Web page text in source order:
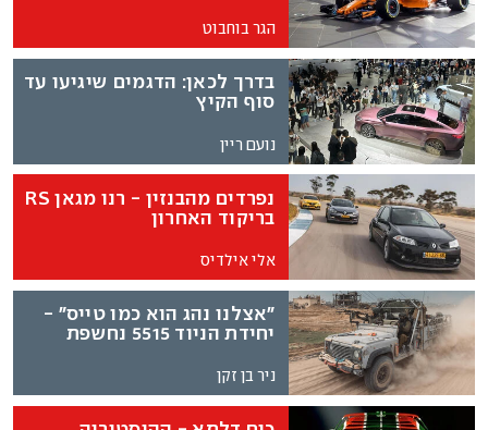
הגר בוחבוט
בדרך לכאן: הדגמים שיגיעו עד
סוף הקיץ
נועם ריין
נפרדים מהבנזין - רנו מגאן RS
בריקוד האחרון
אלי אילדיס
"אצלנו נהג הוא כמו טייס" -
יחידת הניוד 5515 נחשפת
ניר בן זקן